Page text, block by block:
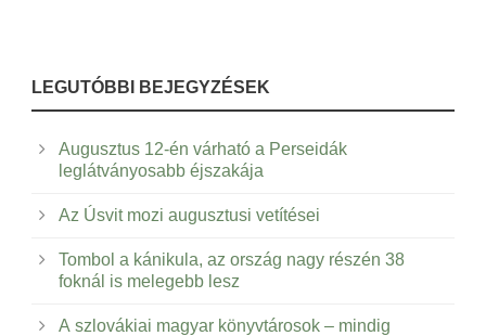
LEGUTÓBBI BEJEGYZÉSEK
Augusztus 12-én várható a Perseidák
leglátványosabb éjszakája
Az Úsvit mozi augusztusi vetítései
Tombol a kánikula, az ország nagy részén 38
foknál is melegebb lesz
A szlovákiai magyar könyvtárosok – mindig